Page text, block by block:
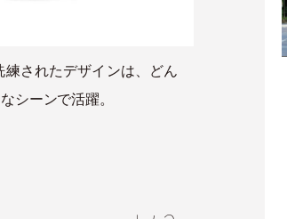
されたデザインは、どん
シーンで活躍。